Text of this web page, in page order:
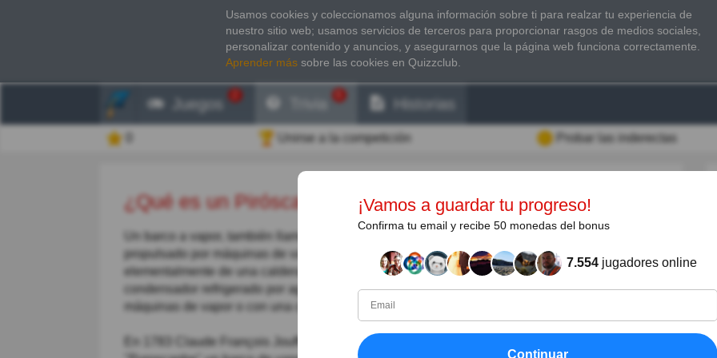
Usamos cookies y coleccionamos alguna información sobre ti para realzar tu experiencia de
nuestro sitio web; usamos servicios de terceros para proporcionar rasgos de medios sociales,
personalizar contenido y anuncios, y asegurarnos que la página web funciona correctamente.
Aprender más sobre las cookies en Quizzclub.
Juegos
2
Trivia Historias
Unirse a la competición Probar las inderectas
¿Qué es un Piróscafo?
Un barco a vapor, también llamado de manera mucho menos frecuente piróscafo, es un buque
propulsado por máquinas de vapor, (actualmente en desuso), o por turbinas de vapor. Consta
elementalmente de una caldera de vapor, de una turbina de vapor o máquina de vapor y de un
condensador refrigerado por agua. La transmisión se consigue con un cigüeñal en las
máquinas de vapor o con una caja reductora en el caso de usar turbinas.
En 1783 Claude François Jouffroy d'Abbans, Marqués de Jouffroy d'Abbans, bota el
¡Vamos a guardar tu progreso!
Confirma tu email y recibe 50 monedas del bonus
7.554 jugadores online
Continuar